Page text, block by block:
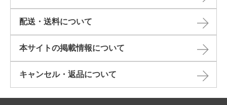
配送・送料について
本サイトの掲載情報について​
キャンセル・返品について​